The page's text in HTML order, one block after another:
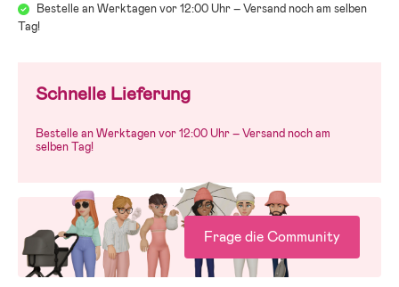
Bestelle an Werktagen vor 12:00 Uhr – Versand noch am selben
Tag!
Schnelle Lieferung
Bestelle an Werktagen vor 12:00 Uhr – Versand noch am
selben Tag!
Frage die Community